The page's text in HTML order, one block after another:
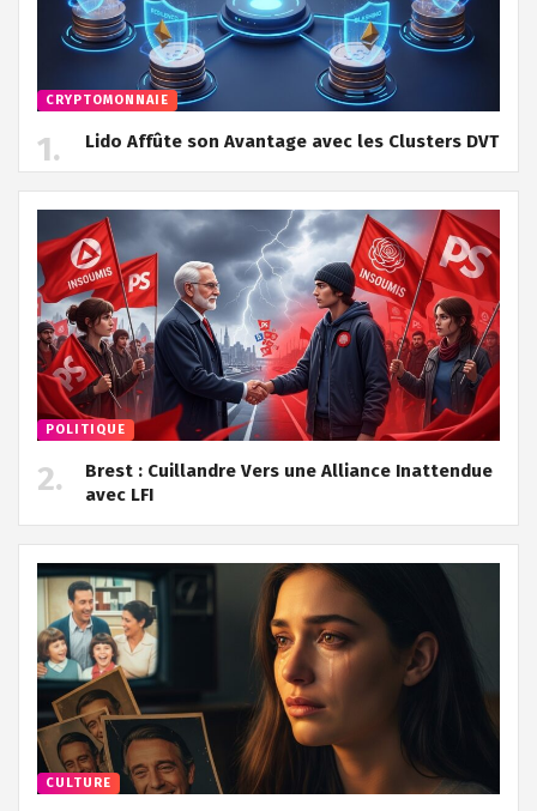
CRYPTOMONNAIE
Lido Affûte son Avantage avec les Clusters DVT
POLITIQUE
Brest : Cuillandre Vers une Alliance Inattendue
avec LFI
CULTURE